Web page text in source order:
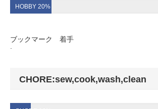
HOBBY 20%
ブックマーク 着手
CHORE:sew,cook,wash,clean